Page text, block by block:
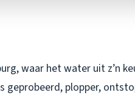
waar het water uit z’n
geprobeerd, plopper,